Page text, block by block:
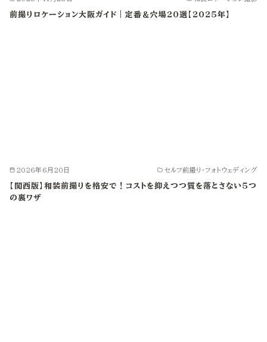
前撮りロケーション大阪ガイド｜定番＆穴場20選【2025年】
2026年6月20日 セルフ前撮り・フォトウェディング
【関西版】和装前撮りを格安で！コストを抑えつつ質を落とさない5つ
の裏ワザ